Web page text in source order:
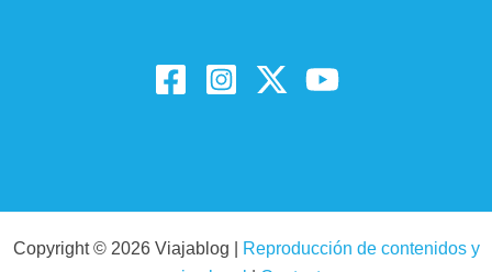
Copyright © 2026 Viajablog |
Reproducción de contenidos y